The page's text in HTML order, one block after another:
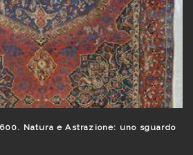
Natura e Astrazione: uno sguardo